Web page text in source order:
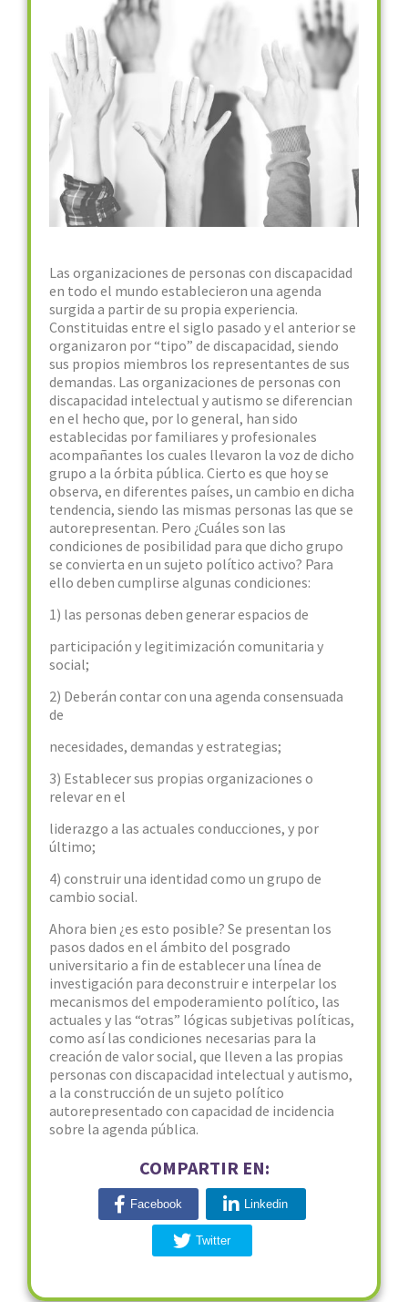
Las organizaciones de personas con discapacidad
en todo el mundo establecieron una agenda
surgida a partir de su propia experiencia.
Constituidas entre el siglo pasado y el anterior se
organizaron por “tipo” de discapacidad, siendo
sus propios miembros los representantes de sus
demandas. Las organizaciones de personas con
discapacidad intelectual y autismo se diferencian
en el hecho que, por lo general, han sido
establecidas por familiares y profesionales
acompañantes los cuales llevaron la voz de dicho
grupo a la órbita pública. Cierto es que hoy se
observa, en diferentes países, un cambio en dicha
tendencia, siendo las mismas personas las que se
autorepresentan. Pero ¿Cuáles son las
condiciones de posibilidad para que dicho grupo
se convierta en un sujeto político activo? Para
ello deben cumplirse algunas condiciones:
1) las personas deben generar espacios de
participación y legitimización comunitaria y
social;
2) Deberán contar con una agenda consensuada
de
necesidades, demandas y estrategias;
3) Establecer sus propias organizaciones o
relevar en el
liderazgo a las actuales conducciones, y por
último;
4) construir una identidad como un grupo de
cambio social.
Ahora bien ¿es esto posible? Se presentan los
pasos dados en el ámbito del posgrado
universitario a fin de establecer una línea de
investigación para deconstruir e interpelar los
mecanismos del empoderamiento político, las
actuales y las “otras” lógicas subjetivas políticas,
como así las condiciones necesarias para la
creación de valor social, que lleven a las propias
personas con discapacidad intelectual y autismo,
a la construcción de un sujeto político
autorepresentado con capacidad de incidencia
sobre la agenda pública.
COMPARTIR EN:
Facebook Linkedin
Twitter